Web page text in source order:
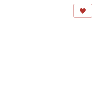
Naturspiritualität und Yoga